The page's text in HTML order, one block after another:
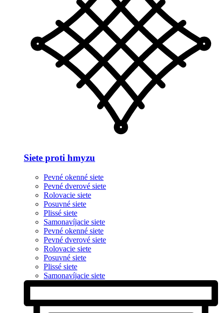
Siete proti hmyzu
Pevné okenné siete
Pevné dverové siete
Rolovacie siete
Posuvné siete
Plissé siete
Samonavíjacie siete
Pevné okenné siete
Pevné dverové siete
Rolovacie siete
Posuvné siete
Plissé siete
Samonavíjacie siete